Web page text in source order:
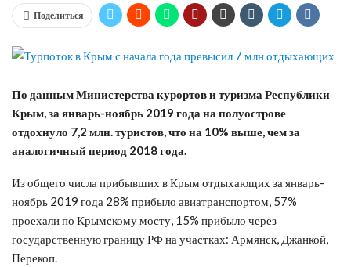
Поделиться
По данным Министерства курортов и туризма Республики
Крым, за январь-ноябрь 2019 года на полуострове
отдохнуло 7,2 млн. туристов, что на 10% выше, чем за
аналогичный период 2018 года.
Из общего числа прибывших в Крым отдыхающих за январь-
ноябрь 2019 года 28% прибыло авиатранспортом, 57%
проехали по Крымскому мосту, 15% прибыло через
государственную границу РФ на участках: Армянск, Джанкой,
Перекоп.